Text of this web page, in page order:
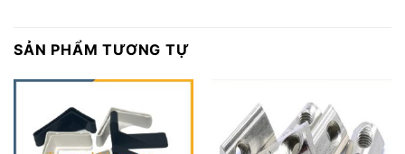
SẢN PHẨM TƯƠNG TỰ